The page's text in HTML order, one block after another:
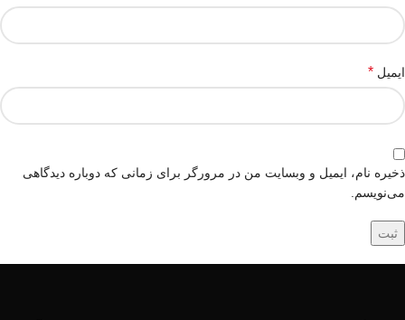
ایمیل *
ذخیره نام، ایمیل و وبسایت من در مرورگر برای زمانی که دوباره دیدگاهی
می‌نویسم.